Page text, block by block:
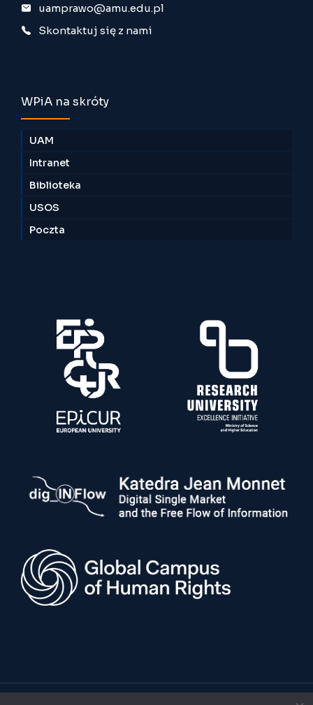
uamprawo@amu.edu.pl
Skontaktuj się z nami
WPiA na skróty
UAM
Intranet
Biblioteka
USOS
Poczta